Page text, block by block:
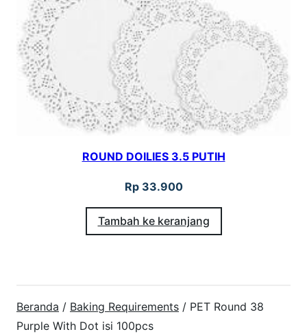
ROUND DOILIES 3.5 PUTIH
Rp33.900
Tambah ke keranjang
Beranda / Baking Requirements / PET Round 38
Purple With Dot isi 100pcs